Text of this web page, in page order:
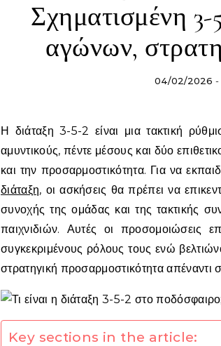
Σχηματισμένη
αγώνων,
04/02/2026 -
Η διάταξη 3-5-2 είναι μια τακτική
αμυντικούς, πέντε μέσους και δύο
και την προσαρμοστικότητα. Για να
διάταξη, οι ασκήσεις θα πρέπει να
συνοχής της ομάδας και της τακτικής
παιχνιδιών. Αυτές οι προσομοιώσεις
συγκεκριμένους ρόλους τους ενώ
στρατηγική προσαρμοστικότητα απέναντι
Key sections in the article: